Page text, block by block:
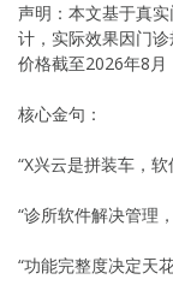
声明：本文基于真
计，实际效果因门
价格截至2026年8月
核心金句：
“X兴云是拼装车，
“诊所软件解决管理
“功能完整度决定天